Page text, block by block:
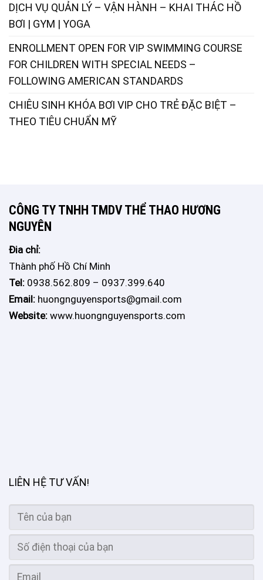
DỊCH VỤ QUẢN LÝ – VẬN HÀNH – KHAI THÁC HỒ
BƠI | GYM | YOGA
ENROLLMENT OPEN FOR VIP SWIMMING COURSE
FOR CHILDREN WITH SPECIAL NEEDS –
FOLLOWING AMERICAN STANDARDS
CHIÊU SINH KHÓA BƠI VIP CHO TRẺ ĐẶC BIỆT –
THEO TIÊU CHUẨN MỸ
CÔNG TY TNHH TMDV THỂ THAO HƯƠNG
NGUYÊN
Đia chỉ:
Thành phố Hồ Chí Minh
Tel: 0938.562.809 – 0937.399.640
Email: huongnguyensports@gmail.com
Website: www.huongnguyensports.com
LIÊN HỆ TƯ VẤN!